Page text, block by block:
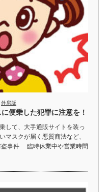
外房版
便乗した犯罪に注意を！
して、大手通販サイトを装っ
マスクが届く悪質商法など、
事件 臨時休業中や営業時間